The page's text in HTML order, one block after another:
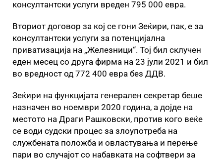
консултантски услуги вреден 795 000 евра.
Вториот договор за кој се гони Зеќири, пак, е за
консултантски услуги за потенцијална
приватизација на „Железници“. Тој бил склучен
еден месец со друга фирма на 23 јули 2021 и бил
во вредност од 772 400 евра без ДДВ.
Зеќири на функцијата генерален секретар беше
назначен во ноември 2020 година, а дојде на
местото на Драги Рашковски, против кого веќе
се води судски процес за злоупотреба на
службената положба и овластувања и перење
пари во случајот со набавката на софтвери за